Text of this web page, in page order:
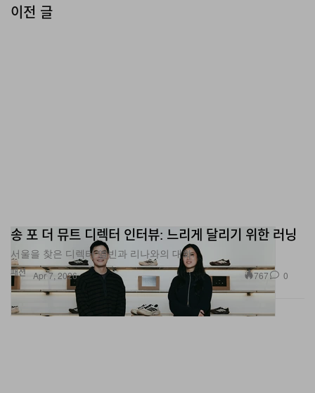
이전 글
패션
송 포 더 뮤트 디렉터 인터뷰: 느리게 달리기 위한 러닝
서울을 찾은 디렉터 엘빈과 리나와의 대화.
Apr 7, 2026 767 0